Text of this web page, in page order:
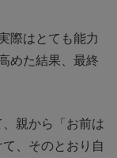
際はとても能力
めた結果、最終
親から「お前は
、そのとおり自